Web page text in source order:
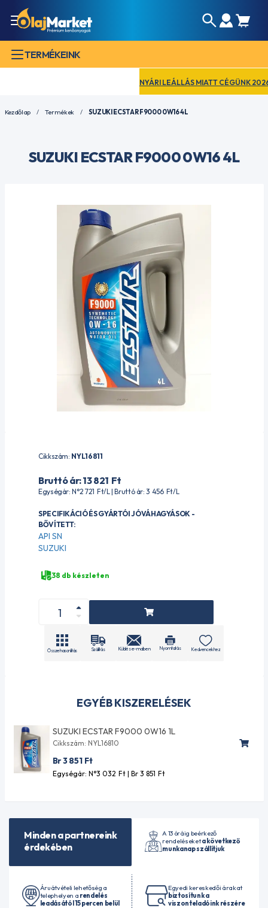
TERMÉKEINK
NYÁRI LEÁLLÁS MIATT CÉGÜNK 2026.
Kezdőlap Termékek SUZUKI ECSTAR F9000 0W16 4L
SUZUKI ECSTAR F9000 0W16 4L
EGYÉB KISZERELÉSEK
SUZUKI ECSTAR F9000 0W16 1L
Cikkszám: NYL16810
Br 3 851 Ft
Egységár: N°3 032 Ft| Br 3 851 Ft
Cikkszám: NYL16811
Bruttó ár: 13 821 Ft
Egységár: N°2 721 Ft/L | Bruttó ár: 3 456 Ft/L
SPECIFIKÁCIÓ ÉS GYÁRTÓI JÓVÁHAGYÁSOK -
BŐVÍTETT:
API SN
SUZUKI
38 db készleten
Összehasonlítás Szállítás Küldés e-mailben Nyomtatás Kedvencekhez
Minden a partnereink
érdekében
A 13 óráig beérkező
rendeléseketa következő
munkanap szállítjuk
Áruátvételi lehetőség a
telephelyen a rendelés
leadásától 15 percen belül
Egyedi kereskedői árakat
biztosítunk a
viszonteladóink részére